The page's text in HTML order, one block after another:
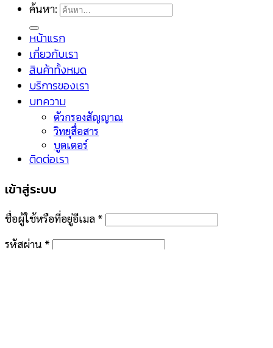
ค้นหา:
หน้าแรก
เกี่ยวกับเรา
สินค้าทั้งหมด
บริการของเรา
บทความ
ตัวกรองสัญญาณ
วิทยุสื่อสาร
บูตเตอร์
ติดต่อเรา
เข้าสู่ระบบ
ชื่อผู้ใช้หรือที่อยู่อีเมล *
รหัสผ่าน *